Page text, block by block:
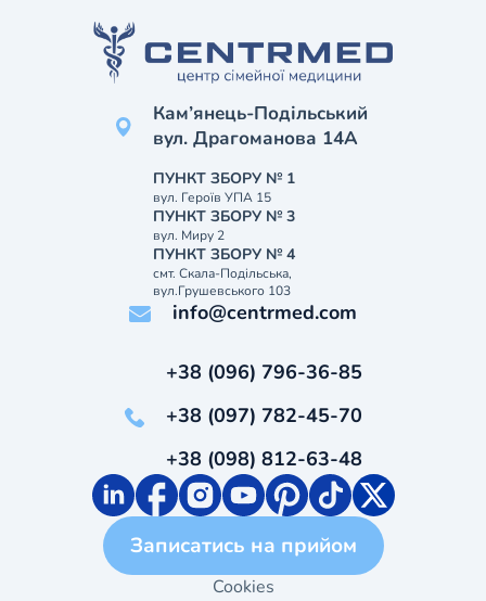
Кам’янець-Подільський
вул. Драгоманова 14А
ПУНКТ ЗБОРУ № 1
вул. Героїв УПА 15
ПУНКТ ЗБОРУ № 3
вул. Миру 2
ПУНКТ ЗБОРУ № 4
смт. Скала-Подільська,
вул.Грушевського 103
info@centrmed.com
+38 (096) 796-36-85
+38 (097) 782-45-70
+38 (098) 812-63-48
Записатись на прийом
Cookies